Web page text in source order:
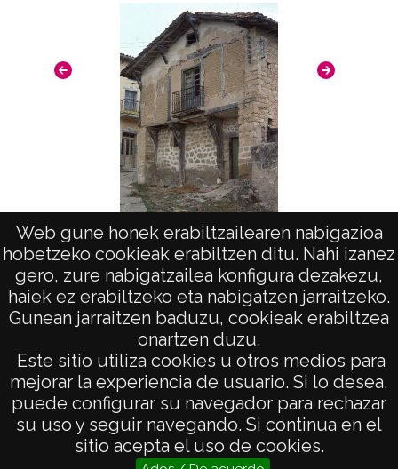
Web gune honek erabiltzailearen nabigazioa
hobetzeko cookieak erabiltzen ditu. Nahi izanez
gero, zure nabigatzailea konfigura dezakezu,
haiek ez erabiltzeko eta nabigatzen jarraitzeko.
Gunean jarraitzen baduzu, cookieak erabiltzea
onartzen duzu.
Este sitio utiliza cookies u otros medios para
mejorar la experiencia de usuario. Si lo desea,
puede configurar su navegador para rechazar
su uso y seguir navegando. Si continua en el
sitio acepta el uso de cookies.
Tuyo
AVISO LEGAL
POLÍTICA DE PRIVACIDAD
ACCESIBILIDAD
ATENCIÓN CIUDADANA